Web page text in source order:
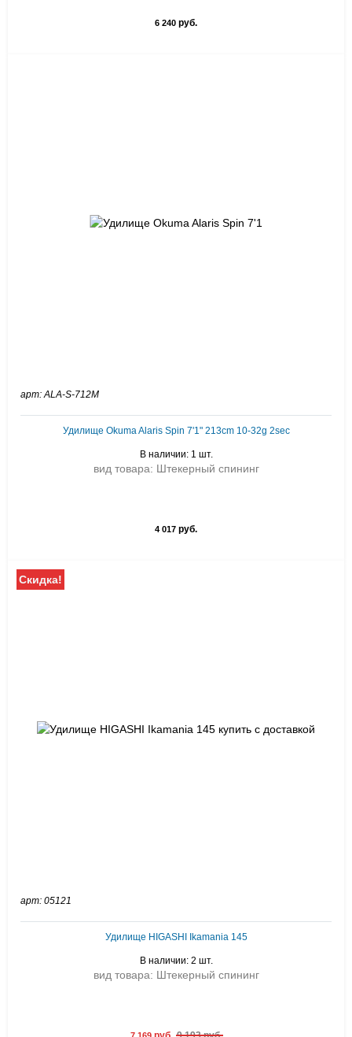
6 240 руб.
арт: ALA-S-712M
Удилище Okuma Alaris Spin 7'1" 213cm 10-32g 2sec
В наличии: 1 шт.
вид товара: Штекерный спининг
4 017 руб.
Скидка!
арт: 05121
Удилище HIGASHI Ikamania 145
В наличии: 2 шт.
вид товара: Штекерный спининг